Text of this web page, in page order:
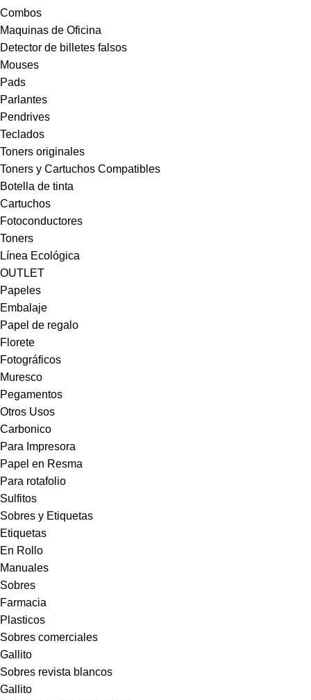
Combos
Maquinas de Oficina
Detector de billetes falsos
Mouses
Pads
Parlantes
Pendrives
Teclados
Toners originales
Toners y Cartuchos Compatibles
Botella de tinta
Cartuchos
Fotoconductores
Toners
Línea Ecológica
OUTLET
Papeles
Embalaje
Papel de regalo
Florete
Fotográficos
Muresco
Pegamentos
Otros Usos
Carbonico
Para Impresora
Papel en Resma
Para rotafolio
Sulfitos
Sobres y Etiquetas
Etiquetas
En Rollo
Manuales
Sobres
Farmacia
Plasticos
Sobres comerciales
Gallito
Sobres revista blancos
Gallito